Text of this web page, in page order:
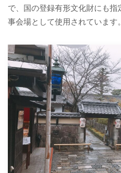
で、国の登録有形文化財にも
事会場として使用されています。